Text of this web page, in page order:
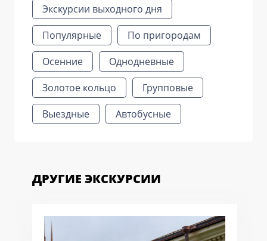
Экскурсии выходного дня
Популярные
По пригородам
Осенние
Однодневные
Золотое кольцо
Групповые
Выездные
Автобусные
ДРУГИЕ ЭКСКУРСИИ